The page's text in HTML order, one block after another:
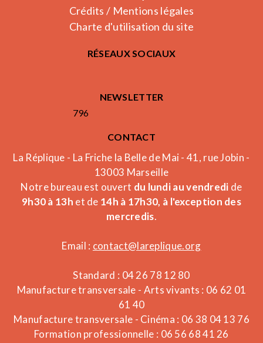
Crédits / Mentions légales
Charte d'utilisation du site
RÉSEAUX SOCIAUX
NEWSLETTER
796
CONTACT
La Réplique - La Friche la Belle de Mai - 41, rue Jobin -
13003 Marseille
Notre bureau est ouvert du lundi au vendredi de
9h30 à 13h et de 14h à 17h30, à l'exception des
mercredis.
Email : contact@lareplique.org
Standard : 04 26 78 12 80
Manufacture transversale - Arts vivants : 06 62 01
61 40
Manufacture transversale - Cinéma : 06 38 04 13 76
Formation professionnelle : 06 56 68 41 26